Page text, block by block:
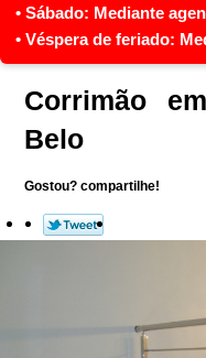
Corrimão
Belo
Gostou? compartilhe!